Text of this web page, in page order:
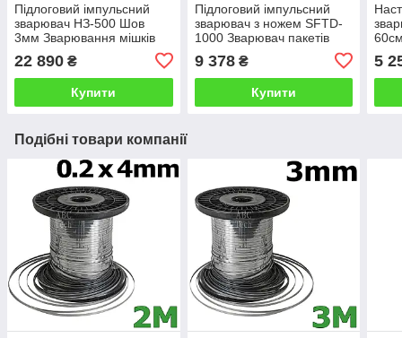
Підлоговий імпульсний
зварювач НЗ-500 Шов
3мм Зварювання мішків
20-25 кг Ножний зварювач
для пакетів ABC Tech
22 890 ₴
Купити
Підлоговий імпульсний
зварювач з ножем SFTD-
1000 Зварювач пакетів
Шов 3мм Пакеторобник з
рукава HUALIAN
9 378₴
Купити
5
Подібні товари компанії